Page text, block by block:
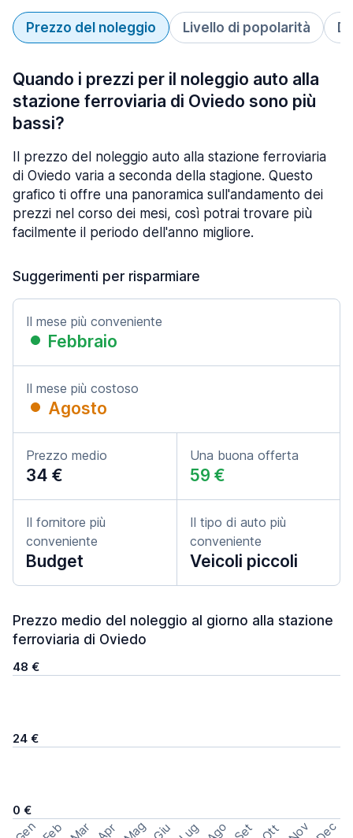
Prezzo del noleggio Livello di popolarità
Quando i prezzi per il noleggio auto alla
stazione ferroviaria di Oviedo sono più
bassi?
Il prezzo del noleggio auto alla stazione ferroviaria
di Oviedo varia a seconda della stagione. Questo
grafico ti offre una panoramica sull'andamento dei
prezzi nel corso dei mesi, così potrai trovare più
facilmente il periodo dell'anno migliore.
Suggerimenti per risparmiare
Il mese più conveniente
Febbraio
Il mese più costoso
Agosto
Prezzo medio
34 €
Una buona offerta
59 €
Il fornitore più
conveniente
Budget
Il tipo di auto più
conveniente
Veicoli piccoli
Prezzo medio del noleggio al giorno alla stazione
ferroviaria di Oviedo
48 €
24 €
0 €
Gen Feb Mar Apr Mag Giu Lug Ago Set Ott Nov Dec